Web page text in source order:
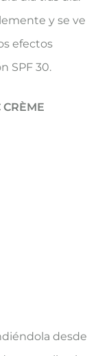
y se ve
efectos
SPF 30.
CRÈME
desde